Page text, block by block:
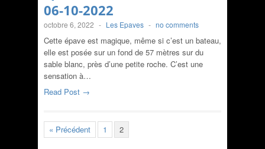
06-10-2022
octobre 6, 2022 - Les Epaves - no comments
Cette épave est magique, même si c’est un bateau,
elle est posée sur un fond de 57 mètres sur du
sable blanc, près d’une petite roche. C’est une
sensation à…
Read Post →
« Précédent 1 2